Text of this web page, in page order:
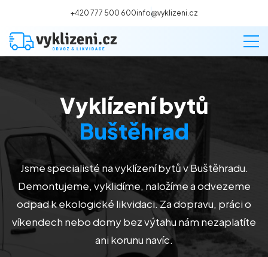
+420 777 500 600info@vyklizeni.cz
Vyklízení
Stěhování
Malování
Deratizace a dezinsekce
Vyklízení bytů
Buštěhrad
Jsme specialisté na vyklízení bytů v Buštěhradu.
Demontujeme, vyklidíme, naložíme a odvezeme
odpad k ekologické likvidaci. Za dopravu, práci o
víkendech nebo domy bez výtahu nám nezaplatíte
ani korunu navíc.